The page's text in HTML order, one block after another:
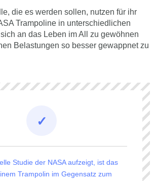
die es werden sollen, nutzen für ihr
Trampoline in unterschiedlichen
an das Leben im All zu gewöhnen
Belastungen so besser gewappnet zu
Studie der NASA aufzeigt, ist das
Trampolin im Gegensatz zum